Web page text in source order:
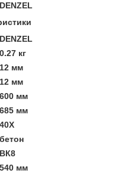
DENZEL
DENZEL
0.27 кг
12 мм
12 мм
600 мм
685 мм
40Х
бетон
ВК8
540 мм